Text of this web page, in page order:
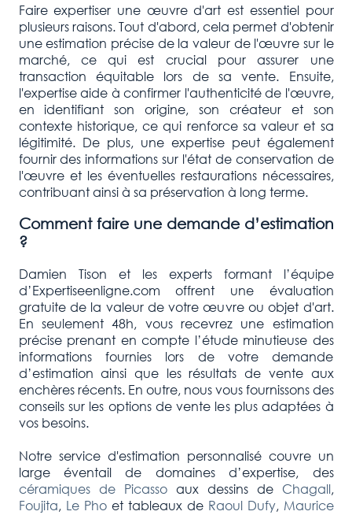
Faire expertiser une œuvre d'art est essentiel pour
plusieurs raisons. Tout d'abord, cela permet d'obtenir
une estimation précise de la valeur de l'œuvre sur le
marché, ce qui est crucial pour assurer une
transaction équitable lors de sa vente. Ensuite,
l'expertise aide à confirmer l'authenticité de l'œuvre,
en identifiant son origine, son créateur et son
contexte historique, ce qui renforce sa valeur et sa
légitimité. De plus, une expertise peut également
fournir des informations sur l'état de conservation de
l'œuvre et les éventuelles restaurations nécessaires,
contribuant ainsi à sa préservation à long terme.
Comment faire une demande d’estimation
?
Damien Tison et les experts formant l’équipe
d’Expertiseenligne.com offrent une évaluation
gratuite de la valeur de votre œuvre ou objet d'art.
En seulement 48h, vous recevrez une estimation
précise prenant en compte l’étude minutieuse des
informations fournies lors de votre demande
d’estimation ainsi que les résultats de vente aux
enchères récents. En outre, nous vous fournissons des
conseils sur les options de vente les plus adaptées à
vos besoins.
Notre service d'estimation personnalisé couvre un
large éventail de domaines d’expertise, des
céramiques de Picassoaux dessins de Chagall,
Foujita, Le Phoet tableaux de Raoul Dufy, Maurice